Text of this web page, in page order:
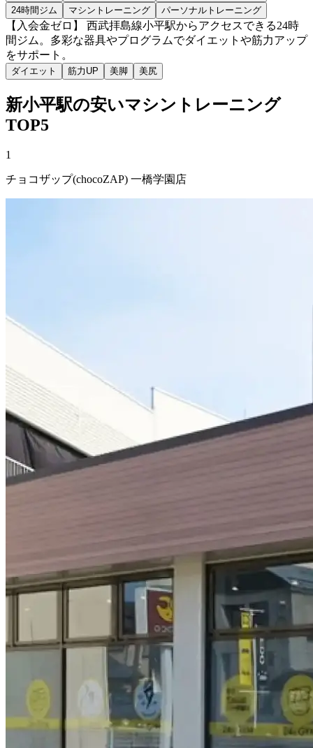
24時間ジム
マシントレーニング パーソナルトレーニング
【入会金ゼロ】 西武拝島線小平駅からアクセスできる24時
間ジム。多彩な器具やプログラムでダイエットや筋力アップ
をサポート。
ダイエット 筋力UP 美脚 美尻
新小平駅の安いマシントレーニング
TOP5
1
チョコザップ(chocoZAP) 一橋学園店